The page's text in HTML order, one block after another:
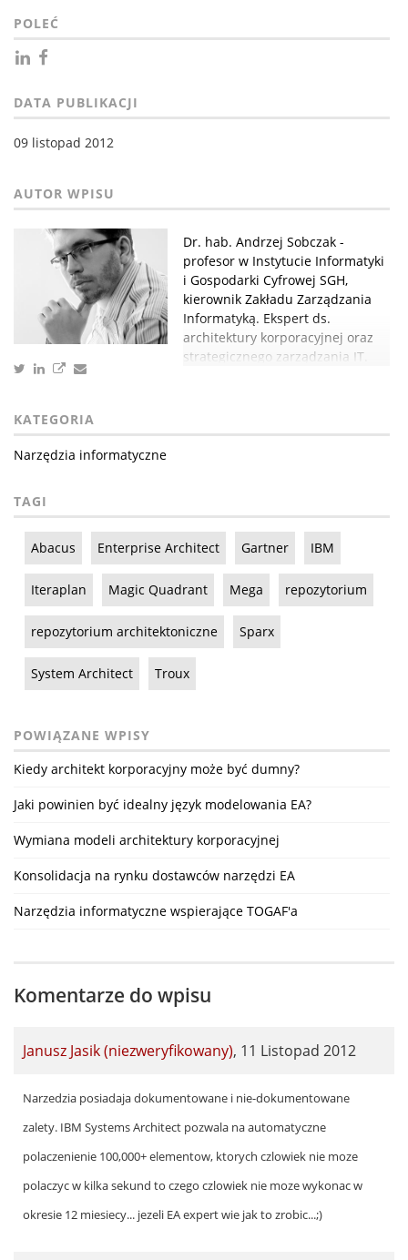
POLEĆ
DATA PUBLIKACJI
09 listopad 2012
Dr. hab. Andrzej Sobczak -
profesor w Instytucie Informatyki
i Gospodarki Cyfrowej SGH,
kierownik Zakładu Zarządzania
Informatyką. Ekspert ds.
architektury korporacyjnej oraz
strategicznego zarządzania IT.
KATEGORIA
Narzędzia informatyczne
TAGI
Abacus Enterprise Architect Gartner IBM
Iteraplan Magic Quadrant Mega repozytorium
repozytorium architektoniczne Sparx
System Architect Troux
POWIĄZANE WPISY
Kiedy architekt korporacyjny może być dumny?
Jaki powinien być idealny język modelowania EA?
Wymiana modeli architektury korporacyjnej
Konsolidacja na rynku dostawców narzędzi EA
Narzędzia informatyczne wspierające TOGAF'a
Komentarze do wpisu
Janusz Jasik (niezweryfikowany), 11 Listopad 2012
Narzedzia posiadaja dokumentowane i nie-dokumentowane
zalety. IBM Systems Architect pozwala na automatyczne
polaczenienie 100,000+ elementow, ktorych czlowiek nie moze
polaczyc w kilka sekund to czego czlowiek nie moze wykonac w
okresie 12 miesiecy... jezeli EA expert wie jak to zrobic...;)